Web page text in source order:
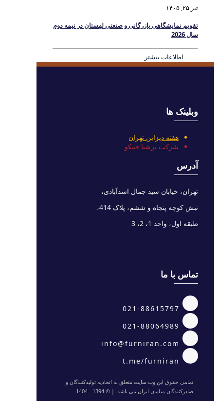
تیر ۲۵, ۱۴۰۵
تقویم نمایشگاهی بازرگانی و صنعتی لهستان در نیمه دوم
سال 2026
اطلاعات بیشتر
وبلینک ها
هفته دیزاین تهران
شرکت پرشیا فیپکو
آدرس
تهران، خیابان سید جمال اسدآبادی،
نبش کوچه پنجاه و ششم، پلاک 414،
طبقه اول، واحد 1، 2، 3
تماس با ما
تمامی حقوق این وب سایت متعلق به اتحادیه تولیدکنندگان و
صادرکنندگان مبلمان ایران می باشد. | © 1394 - 1404